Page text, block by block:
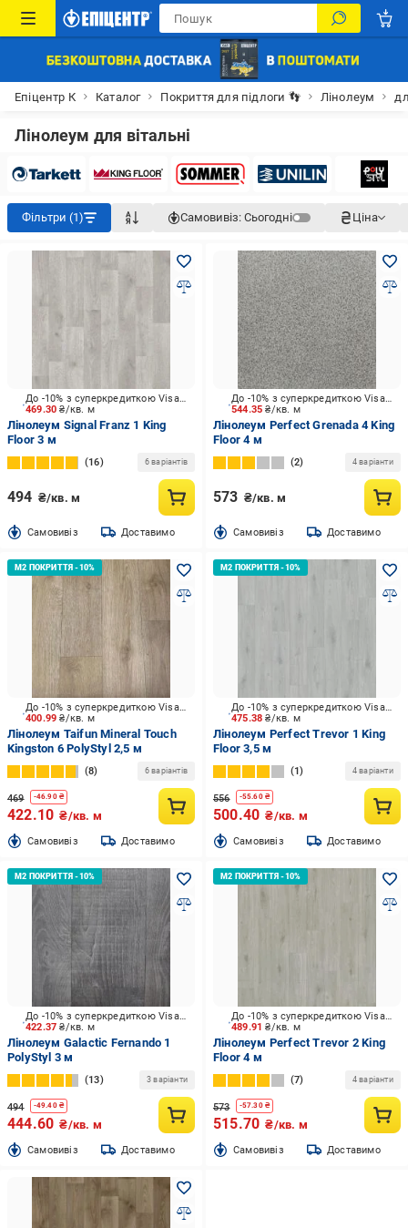
Епіцентр К Каталог Покриття для підлоги 👣 Лінолеум
Лінолеум для вітальні
Фільтри (1) Самовивіз: Сьогодні Ціна
469.30₴/кв. м
До -10% з суперкредиткою Visa Вигода
Лінолеум Signal Franz 1 King
Floor 3 м
16 6 варіантів
494 ₴/кв. м
Cамовивіз Доставимо
544.35₴/кв. м
До -10% з суперкредиткою Visa Вигода
Лінолеум Perfect Grenada 4 King
Floor 4 м
2 4 варіанти
573 ₴/кв. м
Cамовивіз Доставимо
400.99₴/кв. м
До -10% з суперкредиткою Visa Вигода
Лінолеум Taifun Mineral Touch
Kingston 6 PolyStyl 2,5 м
8 6 варіантів
469 -46.90₴
422.10 ₴/кв. м
Cамовивіз Доставимо
475.38₴/кв. м
До -10% з суперкредиткою Visa Вигода
Лінолеум Perfect Trevor 1 King
Floor 3,5 м
1 4 варіанти
556 -55.60₴
500.40 ₴/кв. м
Cамовивіз Доставимо
422.37₴/кв. м
До -10% з суперкредиткою Visa Вигода
Лінолеум Galactic Fernando 1
PolyStyl 3 м
13 3 варіанти
494 -49.40₴
444.60 ₴/кв. м
Cамовивіз Доставимо
489.91₴/кв. м
До -10% з суперкредиткою Visa Вигода
Лінолеум Perfect Trevor 2 King
Floor 4 м
7 4 варіанти
573 -57.30₴
515.70 ₴/кв. м
Cамовивіз Доставимо